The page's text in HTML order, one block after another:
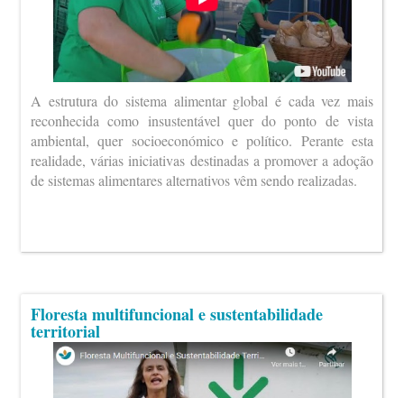
A estrutura do sistema alimentar global é cada vez mais
reconhecida como insustentável quer do ponto de vista
ambiental, quer socioeconómico e político. Perante esta
realidade, várias iniciativas destinadas a promover a adoção
de sistemas alimentares alternativos vêm sendo realizadas.
Floresta multifuncional e sustentabilidade
territorial